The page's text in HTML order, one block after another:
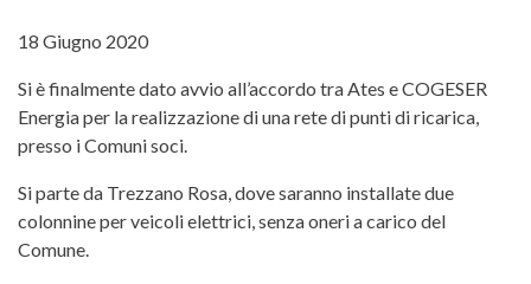
18 Giugno 2020
Si è finalmente dato avvio all’accordo tra Ates e COGESER
Energia per la realizzazione di una rete di punti di ricarica,
presso i Comuni soci.
Si parte da Trezzano Rosa, dove saranno installate due
colonnine per veicoli elettrici, senza oneri a carico del
Comune.